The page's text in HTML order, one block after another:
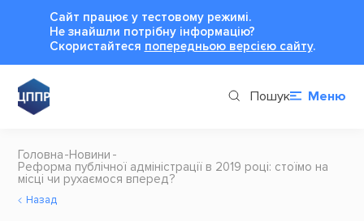
Сайт працює у тестовому режимі.
Не знайшли потрібну інформацію?
Cкористайтеся попередньою версією сайту.
Пошук Меню
Головна Новини
Реформа публічної адміністрації в 2019 році: стоїмо на
місці чи рухаємося вперед?
Назад